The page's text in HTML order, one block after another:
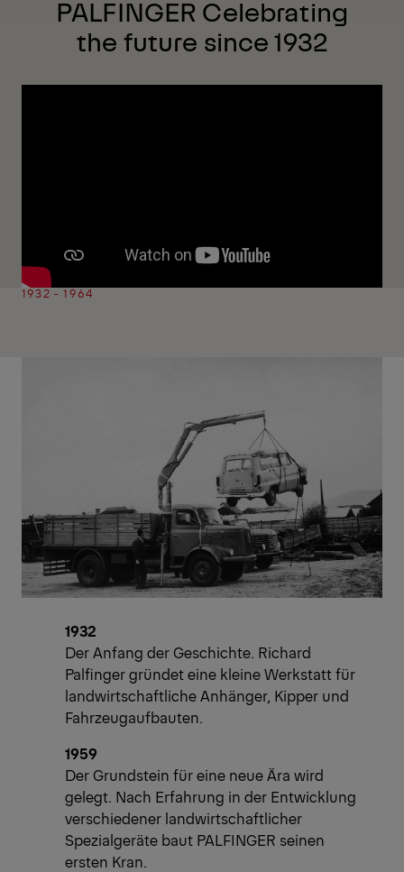
PALFINGER Celebrating
the future since 1932
1932 - 1964
1932
Der Anfang der Geschichte. Richard
Palfinger gründet eine kleine Werkstatt für
landwirtschaftliche Anhänger, Kipper und
Fahrzeugaufbauten.
1959
Der Grundstein für eine neue Ära wird
gelegt. Nach Erfahrung in der Entwicklung
verschiedener landwirtschaftlicher
Spezialgeräte baut PALFINGER seinen
ersten Kran.